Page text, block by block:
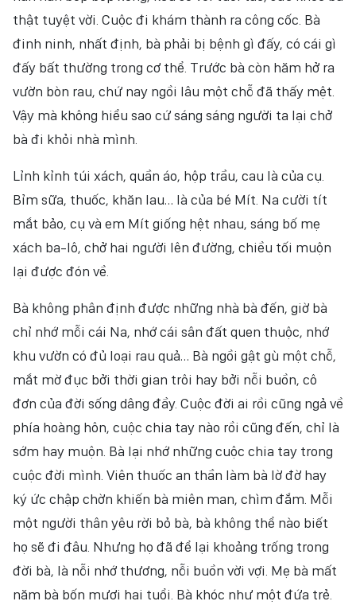
thật tuyệt vời. Cuộc đi khám thành ra công cốc. Bà
đinh ninh, nhất định, bà phải bị bệnh gì đấy, có cái gì
đấy bất thường trong cơ thể. Trước bà còn hăm hở ra
vườn bòn rau, chứ nay ngồi lâu một chỗ đã thấy mệt.
Vậy mà không hiểu sao cứ sáng sáng người ta lại chở
bà đi khỏi nhà mình.
Lỉnh kỉnh túi xách, quần áo, hộp trầu, cau là của cụ.
Bỉm sữa, thuốc, khăn lau… là của bé Mít. Na cười tít
mắt bảo, cụ và em Mít giống hệt nhau, sáng bố mẹ
xách ba-lô, chở hai người lên đường, chiều tối muộn
lại được đón về.
Bà không phân định được những nhà bà đến, giờ bà
chỉ nhớ mỗi cái Na, nhớ cái sân đất quen thuộc, nhớ
khu vườn có đủ loại rau quả… Bà ngồi gật gù một chỗ,
mắt mờ đục bởi thời gian trôi hay bởi nỗi buồn, cô
đơn của đời sống dâng đầy. Cuộc đời ai rồi cũng ngả về
phía hoàng hôn, cuộc chia tay nào rồi cũng đến, chỉ là
sớm hay muộn. Bà lại nhớ những cuộc chia tay trong
cuộc đời mình. Viên thuốc an thần làm bà lờ đờ hay
ký ức chập chờn khiến bà miên man, chìm đắm. Mỗi
một người thân yêu rời bỏ bà, bà không thể nào biết
họ sẽ đi đâu. Nhưng họ đã để lại khoảng trống trong
đời bà, là nỗi nhớ thương, nỗi buồn vời vợi. Mẹ bà mất
năm bà bốn mươi hai tuổi. Bà khóc như một đứa trẻ.